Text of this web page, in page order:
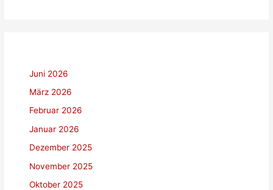
Juni 2026
März 2026
Februar 2026
Januar 2026
Dezember 2025
November 2025
Oktober 2025